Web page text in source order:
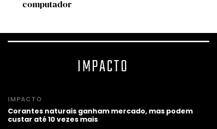
computador
IMPACTO
IMPACTO
Corantes naturais ganham mercado, mas podem
custar até 10 vezes mais